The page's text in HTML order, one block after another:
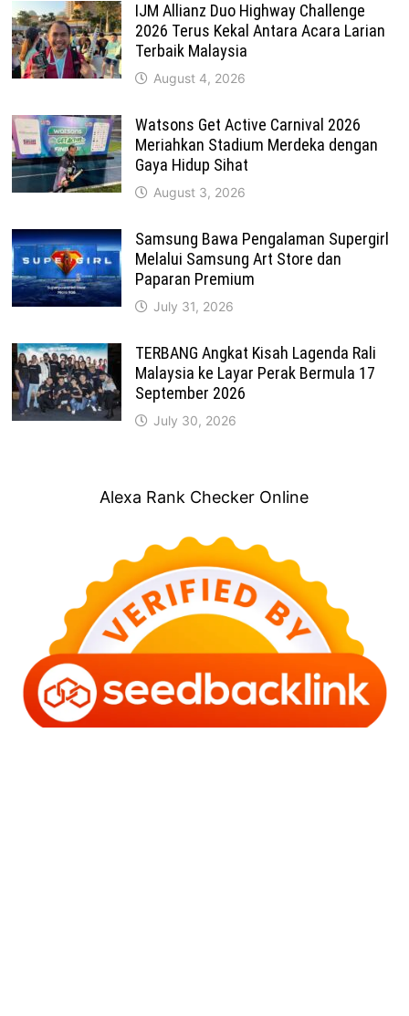
IJM Allianz Duo Highway Challenge
2026 Terus Kekal Antara Acara Larian
Terbaik Malaysia
August 4, 2026
Watsons Get Active Carnival 2026
Meriahkan Stadium Merdeka dengan
Gaya Hidup Sihat
August 3, 2026
Samsung Bawa Pengalaman Supergirl
Melalui Samsung Art Store dan
Paparan Premium
July 31, 2026
TERBANG Angkat Kisah Lagenda Rali
Malaysia ke Layar Perak Bermula 17
September 2026
July 30, 2026
Alexa Rank Checker Online